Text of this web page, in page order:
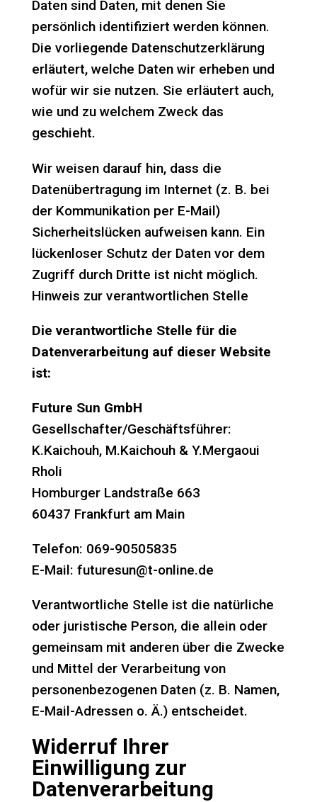
Daten sind Daten, mit denen Sie
persönlich identifiziert werden können.
Die vorliegende Datenschutzerklärung
erläutert, welche Daten wir erheben und
wofür wir sie nutzen. Sie erläutert auch,
wie und zu welchem Zweck das
geschieht.
Wir weisen darauf hin, dass die
Datenübertragung im Internet (z. B. bei
der Kommunikation per E-Mail)
Sicherheitslücken aufweisen kann. Ein
lückenloser Schutz der Daten vor dem
Zugriff durch Dritte ist nicht möglich.
Hinweis zur verantwortlichen Stelle
Die verantwortliche Stelle für die
Datenverarbeitung auf dieser Website
ist:
Future Sun GmbH
Gesellschafter/Geschäftsführer:
K.Kaichouh, M.Kaichouh & Y.Mergaoui
Rholi
Homburger Landstraße 663
60437 Frankfurt am Main
Telefon: 069-90505835
E-Mail: futuresun@t-online.de
Verantwortliche Stelle ist die natürliche
oder juristische Person, die allein oder
gemeinsam mit anderen über die Zwecke
und Mittel der Verarbeitung von
personenbezogenen Daten (z. B. Namen,
E-Mail-Adressen o. Ä.) entscheidet.
Widerruf Ihrer
Einwilligung zur
Datenverarbeitung